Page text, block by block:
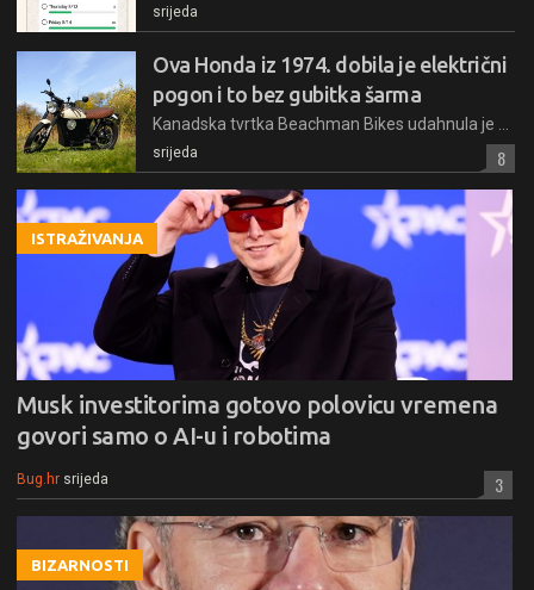
srijeda
Ova Honda iz 1974. dobila je električni
pogon i to bez gubitka šarma
srijeda 8
ISTRAŽIVANJA
Musk investitorima gotovo polovicu vremena
govori samo o AI-u i robotima
Bug.hr srijeda 3
BIZARNOSTI